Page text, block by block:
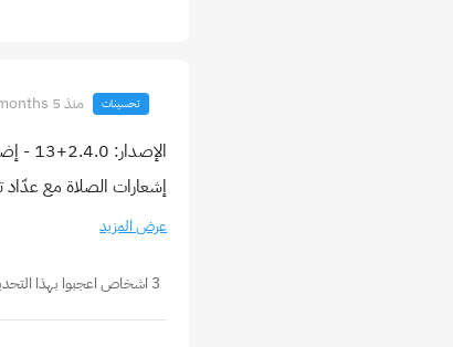
تحسينات منذ 5 months
إشعارات الصلاة مع
عرض المزيد
3 اشخاص اعجبوا بهذا التحديث